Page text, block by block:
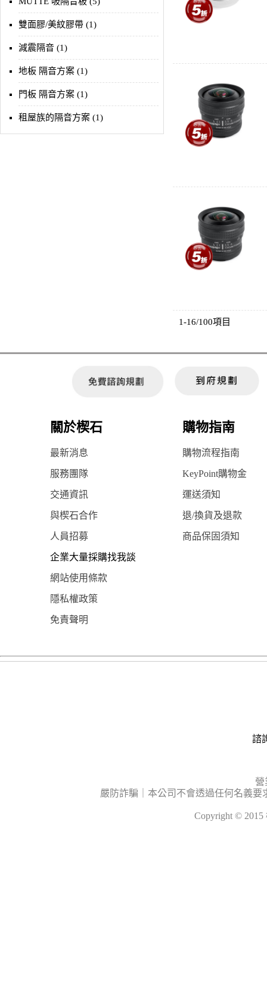
雙面膠/美紋膠帶 (1)
減震隔音 (1)
地板 隔音方案 (1)
門板 隔音方案 (1)
租屋族的隔音方案 (1)
1-16/100項目
關於楔石 購物指南
最新消息 購物流程指南
服務團隊 KeyPoint購物金
交通資訊 運送須知
與楔石合作 退/換貨及退款
人員招募 商品保固須知
企業大量採購找我談
網站使用條款
隱私權政策
免責聲明
諮
營
嚴防詐騙｜本公司不會透過任何名義
Copyright ©